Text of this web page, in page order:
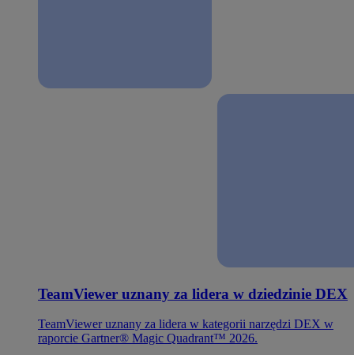
TeamViewer uznany za lidera w dziedzinie DEX
TeamViewer uznany za lidera w kategorii narzędzi DEX w
raporcie Gartner® Magic Quadrant™ 2026.